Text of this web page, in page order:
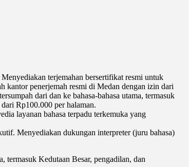
terjemahan bersertifikat resmi untuk
kantor penerjemah resmi di Medan dengan izin dari
dari dan ke bahasa-bahasa utama, termasuk
Rp100.000 per halaman.
layanan bahasa terpadu terkemuka yang
Menyediakan dukungan interpreter (juru bahasa)
termasuk Kedutaan Besar, pengadilan, dan